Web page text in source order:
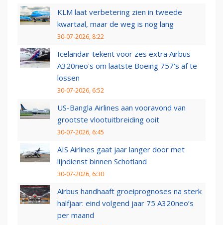
KLM laat verbetering zien in tweede
kwartaal, maar de weg is nog lang
30-07-2026, 8:22
Icelandair tekent voor zes extra Airbus
A320neo's om laatste Boeing 757's af te
lossen
30-07-2026, 6:52
US-Bangla Airlines aan vooravond van
grootste vlootuitbreiding ooit
30-07-2026, 6:45
AIS Airlines gaat jaar langer door met
lijndienst binnen Schotland
30-07-2026, 6:30
Airbus handhaaft groeiprognoses na sterk
halfjaar: eind volgend jaar 75 A320neo’s
per maand